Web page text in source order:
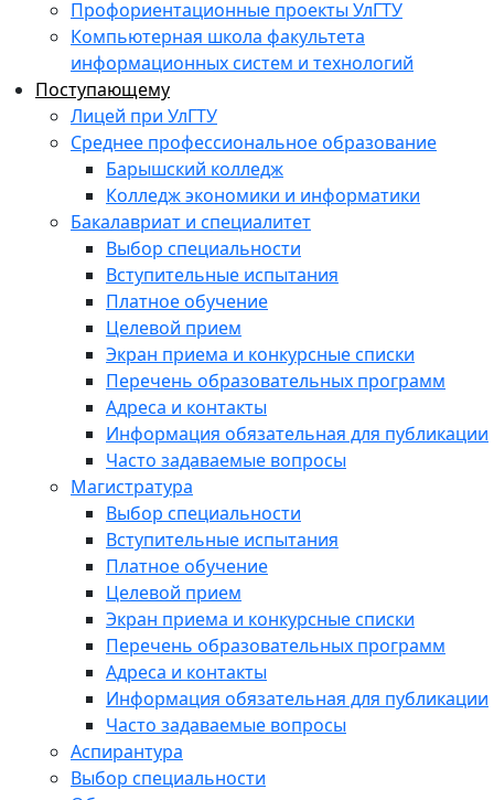
Профориентационные проекты УлГТУ
Компьютерная школа факультета
информационных систем и технологий
Поступающему
Лицей при УлГТУ
Среднее профессиональное образование
Барышский колледж
Колледж экономики и информатики
Бакалавриат и специалитет
Выбор специальности
Вступительные испытания
Платное обучение
Целевой прием
Экран приема и конкурсные списки
Перечень образовательных программ
Адреса и контакты
Информация обязательная для публикации
Часто задаваемые вопросы
Магистратура
Выбор специальности
Вступительные испытания
Платное обучение
Целевой прием
Экран приема и конкурсные списки
Перечень образовательных программ
Адреса и контакты
Информация обязательная для публикации
Часто задаваемые вопросы
Аспирантура
Выбор специальности